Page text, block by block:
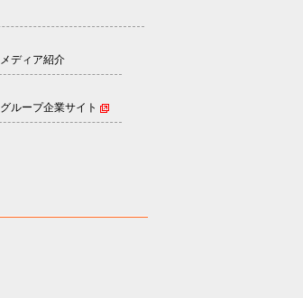
メディア紹介
グループ企業サイト